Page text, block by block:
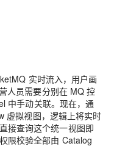
实时流入，用户画
人员需要分别在 MQ 控
中手动关联。现在，通
虚拟视图，逻辑上将实时
接查询这个统一视图即
限校验全部由 Catalog